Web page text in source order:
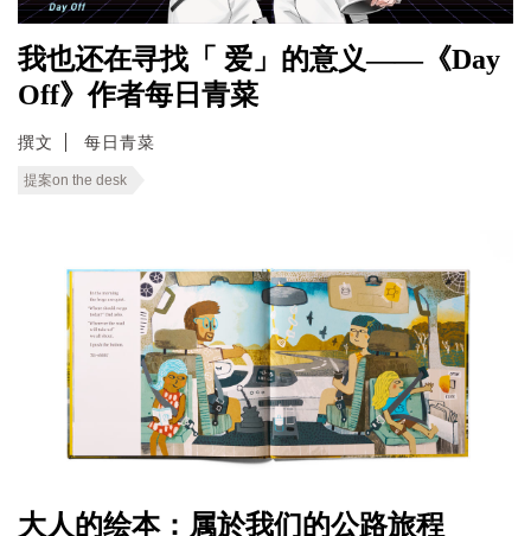
我也还在寻找「 爱」的意义——《Day
Off》作者每日青菜
撰文 每日青菜
提案on the desk
大人的绘本：属於我们的公路旅程